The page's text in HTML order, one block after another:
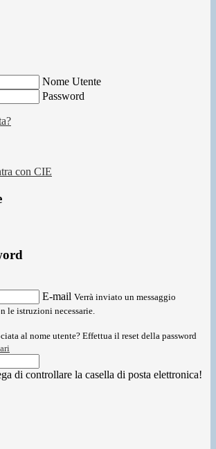
Nome Utente
Password
con CIE
E-mail Verrà inviato un messaggio
le istruzioni necessarie.
al nome utente? Effettua il reset della password
di controllare la casella di posta elettronica!